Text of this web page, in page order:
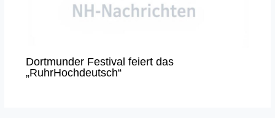
Dortmunder Festival feiert das
„RuhrHochdeutsch“